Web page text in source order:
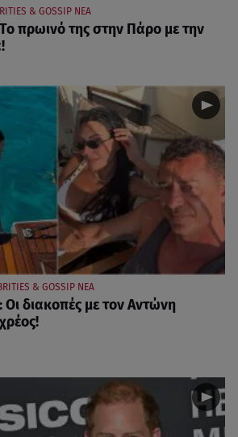
& GOSSIP ΝΕΑ
πρωινό της στην Πάρο με την
& GOSSIP ΝΕΑ
διακοπές με τον Αντώνη